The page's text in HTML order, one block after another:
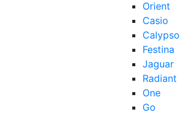
Orient
Casio
Calypso
Festina
Jaguar
Radiant
One
Go